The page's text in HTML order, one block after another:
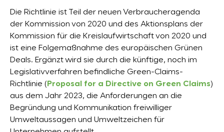
Die Richtlinie ist Teil der neuen Verbraucheragenda
der Kommission von 2020 und des Aktionsplans der
Kommission für die Kreislaufwirtschaft von 2020 und
ist eine Folgemaßnahme des europäischen Grünen
Deals. Ergänzt wird sie durch die künftige, noch im
Legislativverfahren befindliche Green-Claims-
Richtlinie ( Proposal for a Directive on Green Claims)
aus dem Jahr 2023, die Anforderungen an die
Begründung und Kommunikation freiwilliger
Umweltaussagen und Umweltzeichen für